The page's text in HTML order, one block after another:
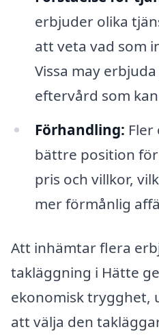
erbjuder olika
att veta vad som
Vissa may
eftervård som
Förhandling:
bättre position
pris och villkor,
mer förmånlig
Att inhämtar flera
takläggning i Hätte
ekonomisk trygghet,
att välja den